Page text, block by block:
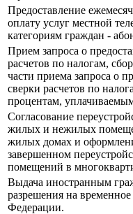
Предоставление
оплату услуг местной
категориям граждан -
Прием запроса о
расчетов по налогам,
части приема запроса о
сверки расчетов по
процентам,
Согласование
жилых и нежилых
жилых домах и
завершенном
помещений в
Выдача иностранным
разрешения на
Федерации.